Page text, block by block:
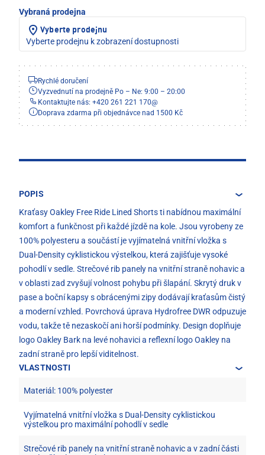
Vybraná prodejna
Vyberte prodejnu
Vyberte prodejnu k zobrazení dostupnosti
Rychlé doručení
Vyzvednutí na prodejně Po – Ne: 9:00 – 20:00
Kontaktujte nás: +420 261 221 170@
Doprava zdarma při objednávce nad 1500 Kč
POPIS
Kraťasy Oakley Free Ride Lined Shorts ti nabídnou maximální
komfort a funkčnost při každé jízdě na kole. Jsou vyrobeny ze
100% polyesteru a součástí je vyjímatelná vnitřní vložka s
Dual-Density cyklistickou výstelkou, která zajišťuje vysoké
pohodlí v sedle. Strečové rib panely na vnitřní straně nohavic a
v oblasti zad zvyšují volnost pohybu při šlapání. Skrytý druk v
pase a boční kapsy s obrácenými zipy dodávají kraťasům čistý
a moderní vzhled. Povrchová úprava Hydrofree DWR odpuzuje
vodu, takže tě nezaskočí ani horší podmínky. Design doplňuje
logo Oakley Bark na levé nohavici a reflexní logo Oakley na
zadní straně pro lepší viditelnost.
VLASTNOSTI
Materiál: 100% polyester
Vyjímatelná vnitřní vložka s Dual-Density cyklistickou
výstelkou pro maximální pohodlí v sedle
Strečové rib panely na vnitřní straně nohavic a v zadní části